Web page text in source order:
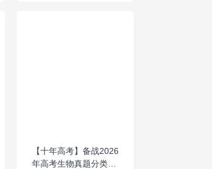
【十年高考】备战2026
年高考生物真题分类解